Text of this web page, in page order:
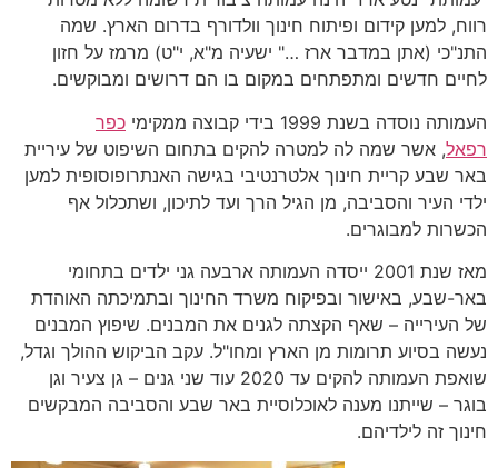
רווח, למען קידום ופיתוח חינוך וולדורף בדרום הארץ. שמה
התנ"כי (אתן במדבר ארז …" ישעיה מ"א, י"ט) מרמז על חזון
לחיים חדשים ומתפתחים במקום בו הם דרושים ומבוקשים.
העמותה נוסדה בשנת 1999 בידי קבוצה ממקימי
כפר
רפאל, אשר שמה לה למטרה להקים בתחום השיפוט של עיריית
באר שבע קריית חינוך אלטרנטיבי בגישה האנתרופוסופית למען
ילדי העיר והסביבה, מן הגיל הרך ועד לתיכון, ושתכלול אף
הכשרות למבוגרים.
מאז שנת 2001 ייסדה העמותה ארבעה גני ילדים בתחומי
באר-שבע, באישור ובפיקוח משרד החינוך ובתמיכתה האוהדת
של העירייה – שאף הקצתה לגנים את המבנים. שיפוץ המבנים
נעשה בסיוע תרומות מן הארץ ומחו"ל. עקב הביקוש ההולך וגדל,
שואפת העמותה להקים עד 2020 עוד שני גנים – גן צעיר וגן
בוגר – שייתנו מענה לאוכלוסיית באר שבע והסביבה המבקשים
חינוך זה לילדיהם.